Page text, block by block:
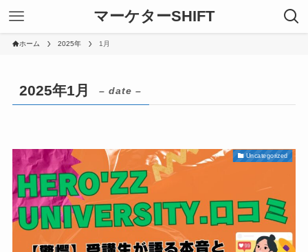
マーケターSHIFT
ホーム 2025年 1月
2025年1月 – date –
Uncategorized